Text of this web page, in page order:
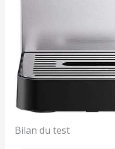
Bilan du test